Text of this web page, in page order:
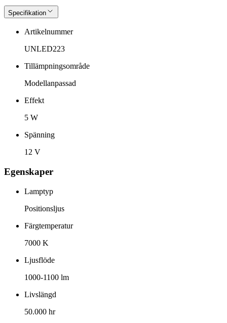
Specifikation
Artikelnummer
UNLED223
Tillämpningsområde
Modellanpassad
Effekt
5 W
Spänning
12 V
Egenskaper
Lamptyp
Positionsljus
Färgtemperatur
7000 K
Ljusflöde
1000-1100 lm
Livslängd
50.000 hr